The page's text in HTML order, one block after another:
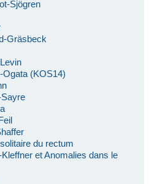
Sjögren
Gräsbeck
(KOS14)
du rectum
et Anomalies dans le